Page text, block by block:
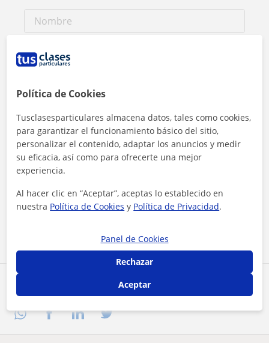
Comparte a este profesor
Política de Cookies
Tusclasesparticulares almacena datos, tales como cookies,
para garantizar el funcionamiento básico del sitio,
personalizar el contenido, adaptar los anuncios y medir
su eficacia, así como para ofrecerte una mejor
experiencia.
Al hacer clic en “Aceptar”, aceptas lo establecido en
nuestra Política de Cookies y Política de Privacidad.
Panel de Cookies
Rechazar
Aceptar